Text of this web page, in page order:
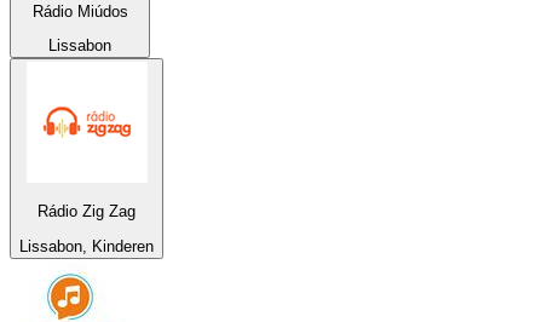
Rádio Miúdos
Lissabon
Rádio Zig Zag
Lissabon, Kinderen